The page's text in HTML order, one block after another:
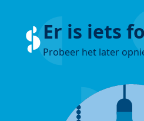
Er is iets
Probeer het later